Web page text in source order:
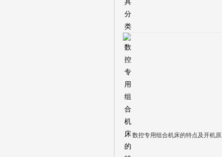
数控专用组合机床的特点及开机